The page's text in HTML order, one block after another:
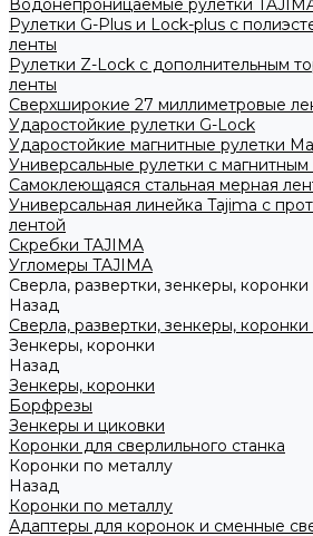
Водонепроницаемые рулетки
Рулетки G-Plus и Lock-plus с
ленты
Рулетки Z-Lock с дополнительным
ленты
Сверхширокие 27 миллиметровые
Ударостойкие рулетки G-Lock
Ударостойкие магнитные рулетки
Универсальные рулетки с
Самоклеющаяся стальная мерная
Универсальная линейка Tajima с
лентой
Скребки TAJIMA
Угломеры TAJIMA
Сверла, развертки, зенкеры,
Назад
Сверла, развертки, зенкеры,
Зенкеры, коронки
Назад
Зенкеры, коронки
Борфрезы
Зенкеры и циковки
Коронки для сверлильного станка
Коронки по металлу
Назад
Коронки по металлу
Адаптеры для коронок и сменные